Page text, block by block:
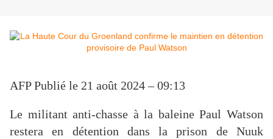
AFPPublié le 21 août 2024 – 09:13
Le militant anti-chasse à la baleine Paul Watson
restera en détention dans la prison de Nuuk